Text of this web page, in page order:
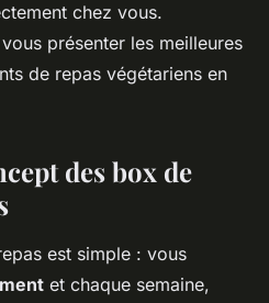
chez vous.
présenter les meilleures
de repas végétariens en
des box de
est simple : vous
et chaque semaine,